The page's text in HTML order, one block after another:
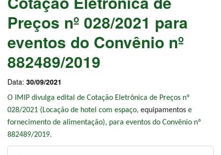
Preços nº 028/2021 para
eventos do Convênio nº
882489/2019
Data: 30/09/2021
O IMIP divulga edital de Cotação Eletrônica de Preços nº
028/2021 (Locação de hotel com espaço, equipamentos e
fornecimento de alimentação), para eventos do Convênio nº
882489/2019.